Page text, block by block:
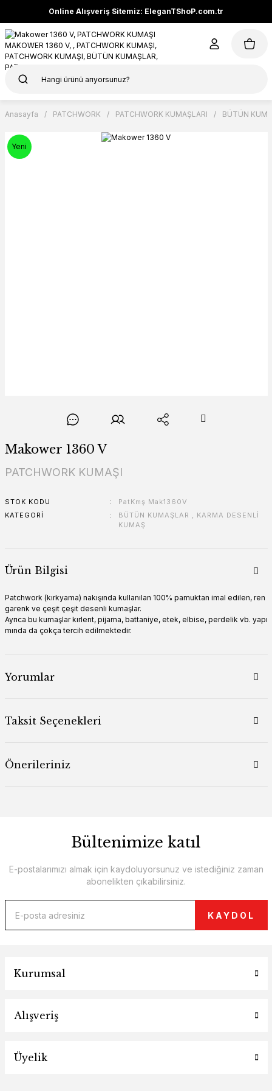
Online Alışveriş Sitemiz: EleganTShoP.com.tr
Anasayfa PATCHWORK PATCHWORK KUMAŞLARI BÜTÜN
Yeni
Makower 1360 V
PATCHWORK KUMAŞI
STOK KODU
PatKmş Mak1360V
KATEGORI
BÜTÜN KUMAŞLAR , KARMA DESENLİ
KUMAŞ
Ürün Bilgisi
Patchwork (kırkyama) nakışında kullanılan 100% pamuktan imal edilen, ren
garenk ve çeşit çeşit desenli kumaşlar.
Ayrıca bu kumaşlar kırlent, pijama, battaniye, etek, elbise, perdelik vb. yapı
mında da çokça tercih edilmektedir.
Yorumlar
Taksit Seçenekleri
Önerileriniz
Bültenimize katıl
E-postalarımızı almak için kaydoluyorsunuz ve istediğiniz zaman
abonelikten çıkabilirsiniz.
KAYDOL
Kurumsal
Alışveriş
Üyelik